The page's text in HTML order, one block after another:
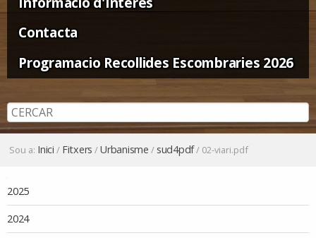
Contacta
Programacio Recollides Escombraries 2026
Sou a: Inici / Fitxers /Urbanisme / sud4pdf/ 02-viari.pdf
2025
2024